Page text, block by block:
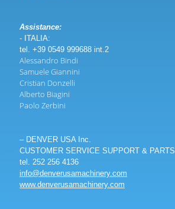
Assistance:
- ITALIA:
tel. +39 0549 999688 int.2
Alessandro Bindi
Samuele Giannini
Cristian Donzelli
Alberto Biagini
Paolo Zerbini
– DENVER USA Inc.
CUSTOMER SERVICE SUPPORT & PARTS
tel. 252 256 4136
info@denverusamachinery.com
www.denverusamachinery.com